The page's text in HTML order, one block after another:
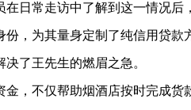
常走访中了解到这一情况后
份，为其量身定制了纯信用贷
了王先生的燃眉之急。
不仅帮助烟酒店按时完成货